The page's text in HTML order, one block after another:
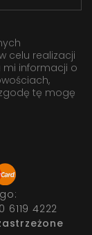
celu realizacji
mi informacji o
tę mogę
4222